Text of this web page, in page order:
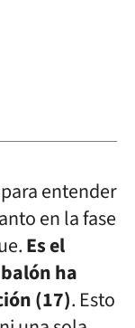
entender
en la fase
Es el
ha
(17). Esto